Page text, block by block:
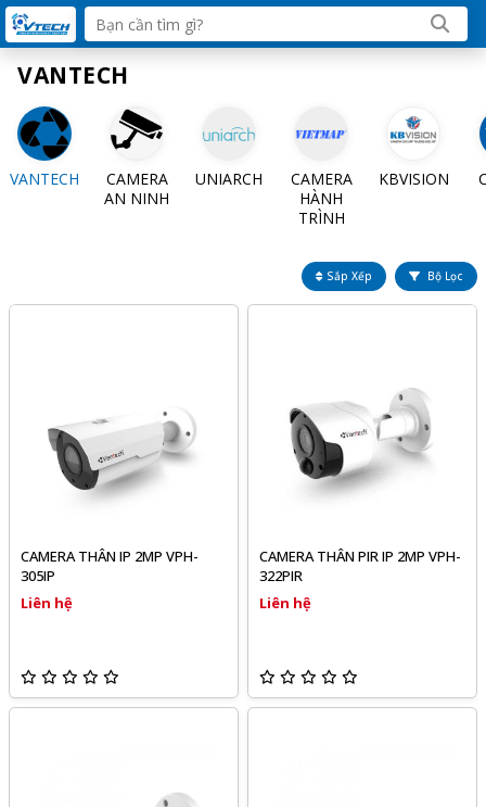
VANTECH
CAMERA
AN NINH
UNIARCH
CAMERA
HÀNH
TRÌNH
KBVISION
VANTECH
Sắp Xếp Bộ Lọc
CAMERA THÂN IP 2MP VPH-
305IP
Liên hệ
CAMERA THÂN PIR IP 2MP VPH-
322PIR
Liên hệ